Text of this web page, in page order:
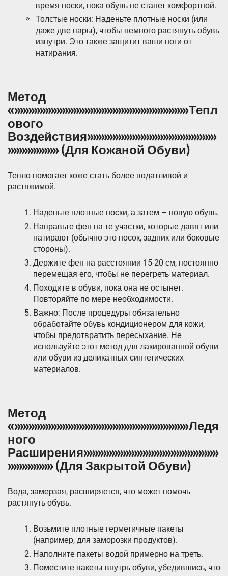
время носки, пока обувь не станет комфортной.
Толстые носки: Наденьте плотные носки (или
даже две пары), чтобы немного растянуть обувь
изнутри. Это также защитит ваши ноги от
натирания.
Метод
«»»»»»»»»»»»»»»»»»»»»»»»»»»»»»»»Тепл
ового
Воздействия»»»»»»»»»»»»»»»»»»»»»»»
»»»»»»»»» (Для Кожаной Обуви)
Тепло помогает коже стать более податливой и
растяжимой.
Наденьте плотные носки, а затем – новую обувь.
Направьте фен на те участки, которые давят или
натирают (обычно это носок, задник или боковые
стороны).
Держите фен на расстоянии 15-20 см, постоянно
перемещая его, чтобы не перегреть материал.
Походите в обуви, пока она не остынет.
Повторяйте по мере необходимости.
Важно: После процедуры обязательно
обработайте обувь кондиционером для кожи,
чтобы предотвратить пересыхание. Не
используйте этот метод для лакированной обуви
или обуви из деликатных синтетических
материалов.
Метод
«»»»»»»»»»»»»»»»»»»»»»»»»»»»»»»»Ледя
ного
Расширения»»»»»»»»»»»»»»»»»»»»»»»»
»»»»»»»» (Для Закрытой Обуви)
Вода, замерзая, расширяется, что может помочь
растянуть обувь.
Возьмите плотные герметичные пакеты
(например, для заморозки продуктов).
Наполните пакеты водой примерно на треть.
Поместите пакеты внутрь обуви, убедившись, что